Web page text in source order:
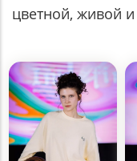
цветной, живой